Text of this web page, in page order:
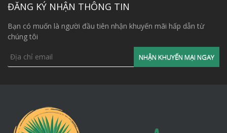
ĐĂNG KÝ NHẬN THÔNG TIN
Bạn có muốn là người đầu tiên nhận khuyến mãi hấp dẫn từ
chúng tôi